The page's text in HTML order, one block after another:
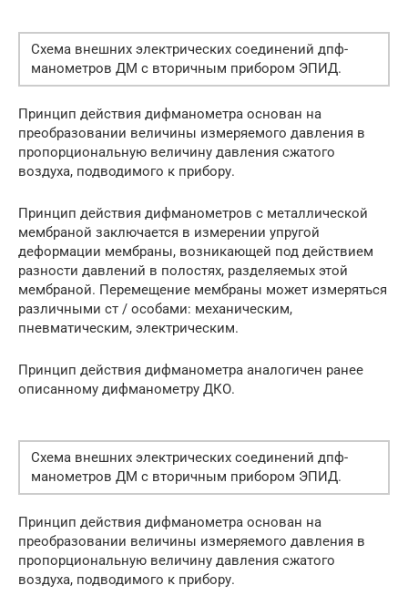
Схема внешних электрических соединений дпф-
манометров ДМ с вторичным прибором ЭПИД.
Принцип действия дифманометра основан на
преобразовании величины измеряемого давления в
пропорциональную величину давления сжатого
воздуха, подводимого к прибору.
Принцип действия дифманометров с металлической
мембраной заключается в измерении упругой
деформации мембраны, возникающей под действием
разности давлений в полостях, разделяемых этой
мембраной. Перемещение мембраны может измеряться
различными ст / особами: механическим,
пневматическим, электрическим.
Принцип действия дифманометра аналогичен ранее
описанному дифманометру ДКО.
Схема внешних электрических соединений дпф-
манометров ДМ с вторичным прибором ЭПИД.
Принцип действия дифманометра основан на
преобразовании величины измеряемого давления в
пропорциональную величину давления сжатого
воздуха, подводимого к прибору.